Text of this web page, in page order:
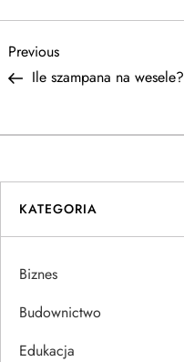
N
w
i
g
a
c
Previous
Post
Previous
Ile szampana na wesele?
KATEGORIA
Biznes
Budownictwo
Edukacja